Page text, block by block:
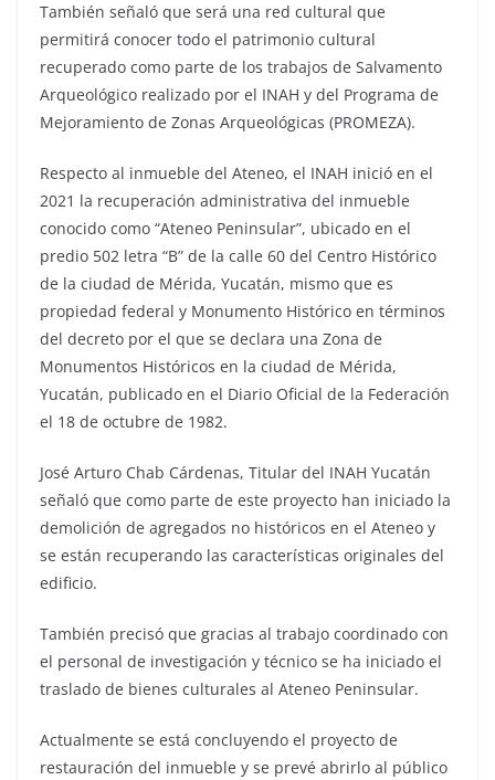
También señaló que será una red cultural que
permitirá conocer todo el patrimonio cultural
recuperado como parte de los trabajos de Salvamento
Arqueológico realizado por el INAH y del Programa de
Mejoramiento de Zonas Arqueológicas (PROMEZA).
Respecto al inmueble del Ateneo, el INAH inició en el
2021 la recuperación administrativa del inmueble
conocido como “Ateneo Peninsular”, ubicado en el
predio 502 letra “B” de la calle 60 del Centro Histórico
de la ciudad de Mérida, Yucatán, mismo que es
propiedad federal y Monumento Histórico en términos
del decreto por el que se declara una Zona de
Monumentos Históricos en la ciudad de Mérida,
Yucatán, publicado en el Diario Oficial de la Federación
el 18 de octubre de 1982.
José Arturo Chab Cárdenas, Titular del INAH Yucatán
señaló que como parte de este proyecto han iniciado la
demolición de agregados no históricos en el Ateneo y
se están recuperando las características originales del
edificio.
También precisó que gracias al trabajo coordinado con
el personal de investigación y técnico se ha iniciado el
traslado de bienes culturales al Ateneo Peninsular.
Actualmente se está concluyendo el proyecto de
restauración del inmueble y se prevé abrirlo al público